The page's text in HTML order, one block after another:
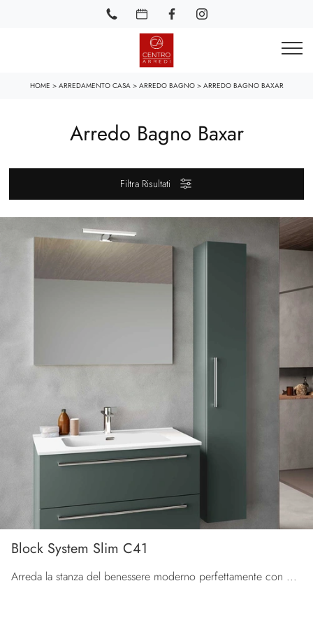
HOME > ARREDAMENTO CASA> ARREDO BAGNO> ARREDO BAGNO BAXAR
Arredo Bagno Baxar
Filtra Risultati
Block System Slim C41
Arreda la stanza del benessere moderno perfettamente con Block System Slim C41, mobili bagno sospesi e accessori in laccato opaco di Baxar.